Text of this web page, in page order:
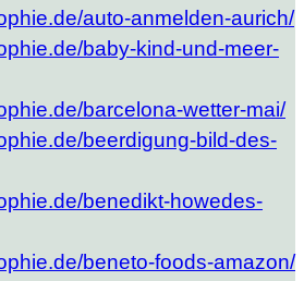
auto-anmelden-aurich/
baby-kind-und-meer-
barcelona-wetter-mai/
beerdigung-bild-des-
benedikt-howedes-
beneto-foods-amazon/